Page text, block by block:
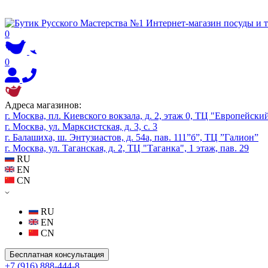
0
0
Адреса магазинов:
г. Москва, пл. Киевского вокзала, д. 2, этаж 0, ТЦ
г. Москва, ул. Марксистская, д. 3, с. 3
г. Балашиха, ш. Энтузиастов, д. 54а, пав. 111”б”, ТЦ ”Галион”
г. Москва, ул. Таганская, д. 2, ТЦ "Таганка", 1 этаж, пав. 29
RU
EN
CN
RU
EN
CN
Бесплатная консультация
+7 (916) 888-444-8